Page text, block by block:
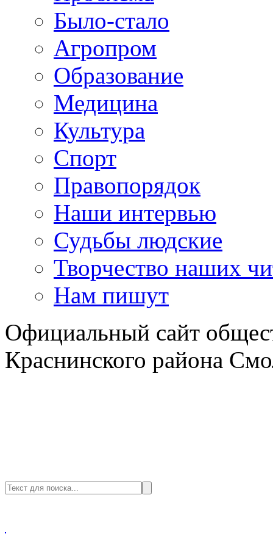
Было-стало
Агропром
Образование
Медицина
Культура
Спорт
Правопорядок
Наши интервью
Судьбы людские
Творчество наших
Нам пишут
Официальный сайт
Краснинского района